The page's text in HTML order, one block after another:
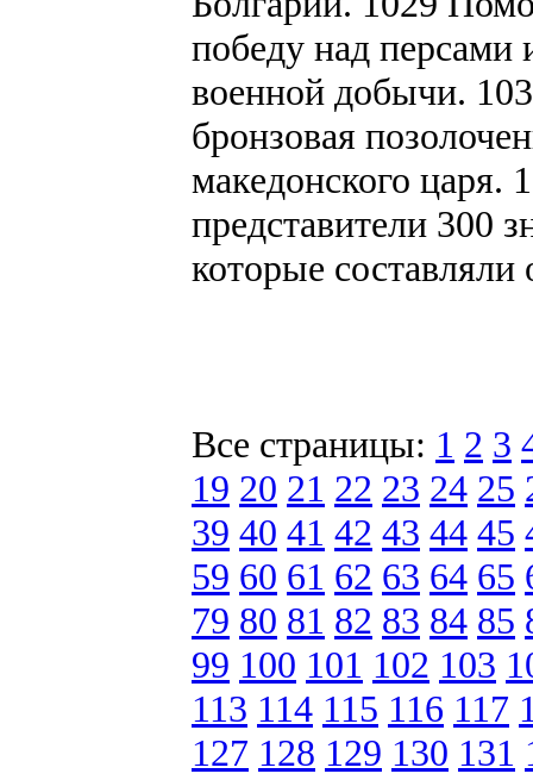
победу над персами
военной добычи.
бронзовая
македонского
представители 300
которые
Все страницы: 1 2 3
19 20 21 22 23 24 25
39 40 41 42 43 44 45
59 60 61 62 63 64 65
79 80 81 82 83 84 85
99 100 101 102 103
113 114 115 116 117
127 128 129 130 131